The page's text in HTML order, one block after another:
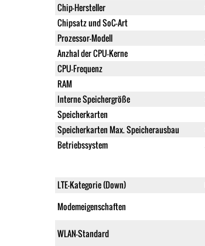
Chip-Hersteller
Chipsatz und SoC-Art
Prozessor-Modell
Anzhal der CPU-Kerne
CPU-Frequenz
RAM
Interne Speichergröße
Speicherkarten
Speicherkarten Max. Speicherausbau
Betriebssystem
LTE-Kategorie (Down)
Modemeigenschaften
WLAN-Standard